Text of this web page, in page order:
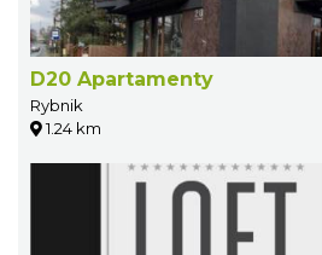
D20 Apartamenty
Rybnik
1.24 km